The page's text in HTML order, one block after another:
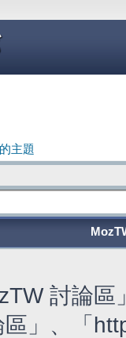
主題
討論
區」、「